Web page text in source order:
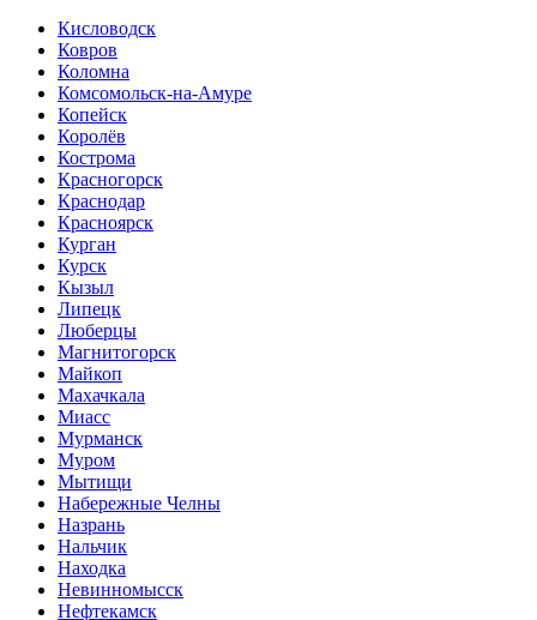
Кисловодск
Ковров
Коломна
Комсомольск-на-Амуре
Копейск
Королёв
Кострома
Красногорск
Краснодар
Красноярск
Курган
Курск
Кызыл
Липецк
Люберцы
Магнитогорск
Майкоп
Махачкала
Миасс
Мурманск
Муром
Мытищи
Набережные Челны
Назрань
Нальчик
Находка
Невинномысск
Нефтекамск